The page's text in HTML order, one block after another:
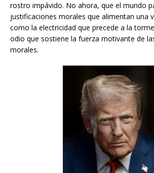
rostro impávido. No ahora, que el mundo
justificaciones morales que alimentan una
como la electricidad que precede a la
odio que sostiene la fuerza motivante de
morales.